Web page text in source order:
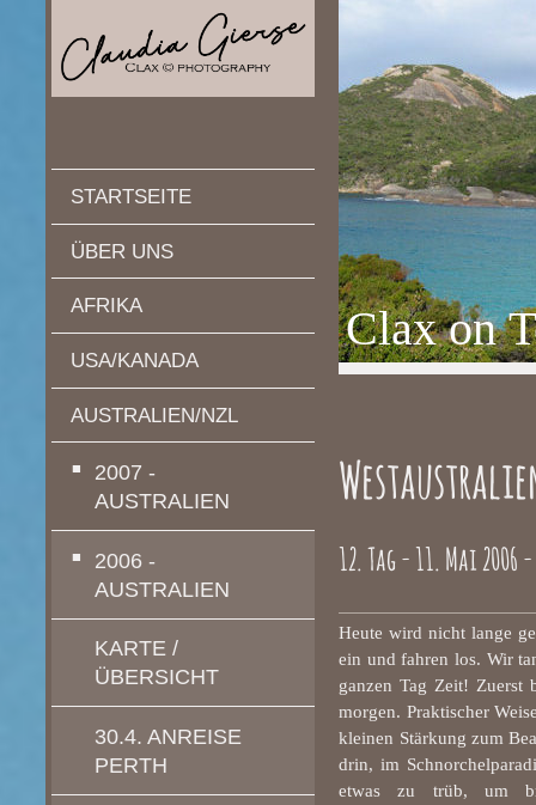
STARTSEITE
ÜBER UNS
AFRIKA
USA/KANADA
AUSTRALIEN/NZL
2007 -
AUSTRALIEN
2006 -
AUSTRALIEN
KARTE /
ÜBERSICHT
30.4. ANREISE
PERTH
Clax on
12. Tag - 11. Mai
Heute wird nicht lange
ein und fahren los. Wir
ganzen Tag Zeit! Zuerst
morgen. Praktischer
kleinen Stärkung zum
drin, im
etwas zu trüb, um